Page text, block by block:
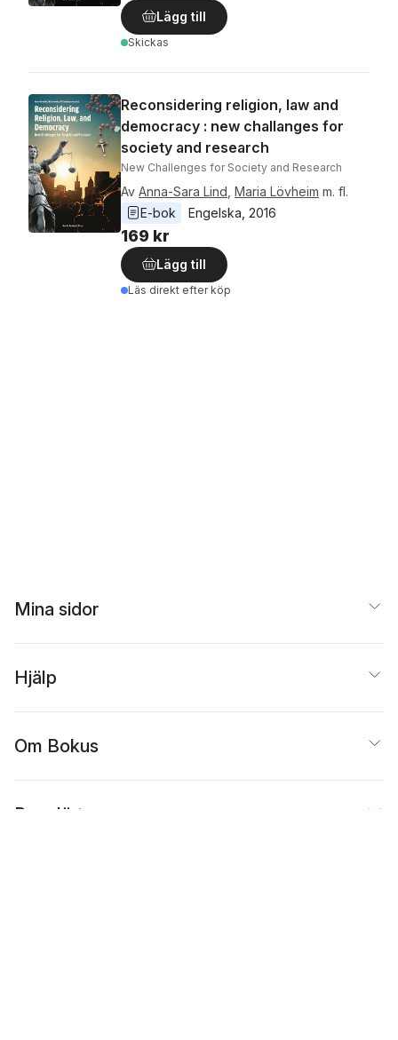
Lägg till
Skickas
Reconsidering religion, law and
democracy : new challanges for
society and research
New Challenges for Society and Research
Av Anna-Sara Lind Maria Lövheim m. fl.
E-bok
Engelska 2016
169 kr
Lägg till
Läs direkt efter köp
Mina sidor
Hjälp
Om Bokus
Populärt